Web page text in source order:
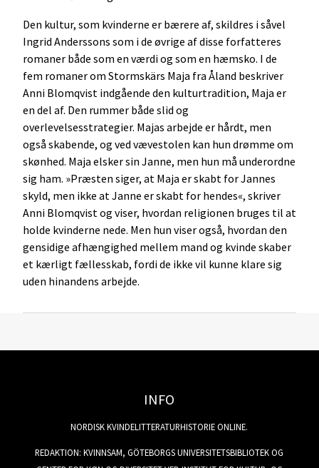
Den kultur, som kvinderne er bærere af, skildres i såvel
Ingrid Anderssons som i de øvrige af disse forfatteres
romaner både som en værdi og som en hæmsko. I de
fem romaner om Stormskärs Maja fra Åland beskriver
Anni Blomqvist indgående den kulturtradition, Maja er
en del af. Den rummer både slid og
overlevelsesstrategier. Majas arbejde er hårdt, men
også skabende, og ved vævestolen kan hun drømme om
skønhed. Maja elsker sin Janne, men hun må underordne
sig ham. »Præsten siger, at Maja er skabt for Jannes
skyld, men ikke at Janne er skabt for hendes«, skriver
Anni Blomqvist og viser, hvordan religionen bruges til at
holde kvinderne nede. Men hun viser også, hvordan den
gensidige afhængighed mellem mand og kvinde skaber
et kærligt fællesskab, fordi de ikke vil kunne klare sig
uden hinandens arbejde.
INFO
NORDISK KVINDELITTERATURHISTORIE ONLINE.
REDAKTION: KVINNSAM, GÖTEBORGS UNIVERSITETSBIBLIOTEK OG